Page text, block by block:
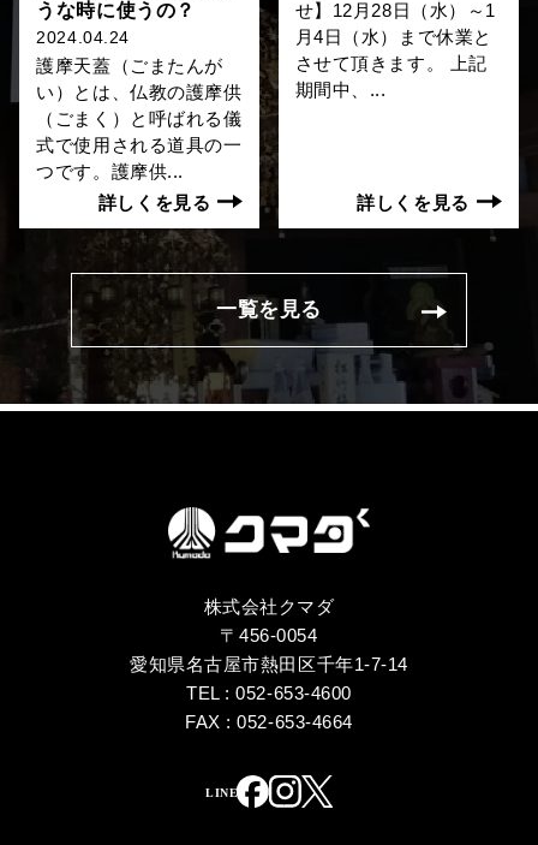
うな時に使うの？
2024.04.24
護摩天蓋（ごまたんが
い）とは、仏教の護摩供
（ごまく）と呼ばれる儀
式で使用される道具の一
つです。護摩供...
詳しくを見る
せ】12月28日（水）～1
月4日（水）まで休業と
させて頂きます。 上記
期間中、...
詳しくを見る
一覧を見る
株式会社クマダ
〒456-0054
愛知県名古屋市熱田区千年1-7-14
TEL : 052-653-4600
FAX : 052-653-4664